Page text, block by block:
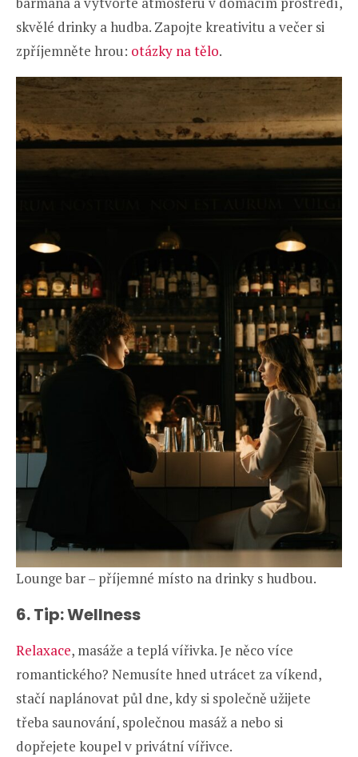
skvělé drinky a hudba. Zapojte kreativitu a večer si
zpříjemněte hrou: otázky na tělo.
Lounge bar – příjemné místo na drinky s hudbou.
6. Tip: Wellness
Relaxace, masáže a teplá vířivka. Je něco více
romantického? Nemusíte hned utrácet za víkend,
stačí naplánovat půl dne, kdy si společně užijete
třeba saunování, společnou masáž a nebo si
dopřejete koupel v privátní vířivce.